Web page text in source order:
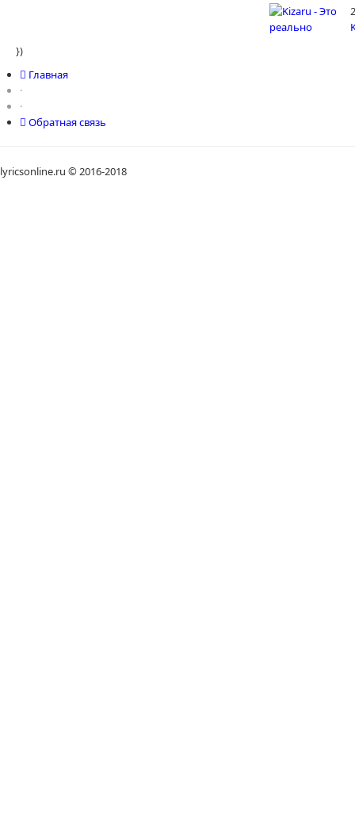
})
Главная
·
·
Обратная связь
lyricsonline.ru © 2016-2018